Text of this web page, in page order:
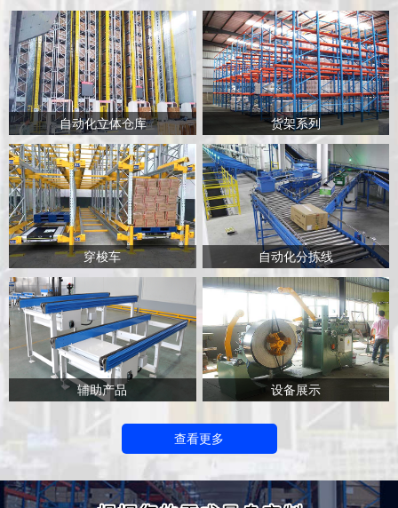
自动化立体仓库 货架系列
穿梭车 自动化分拣线
辅助产品 设备展示
查看更多